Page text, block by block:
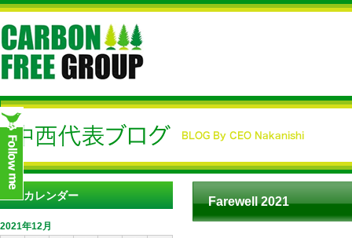
Farewell 2021
カレンダー
2021年12月